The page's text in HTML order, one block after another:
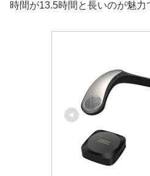
時間が13.5時間と長いのが魅力